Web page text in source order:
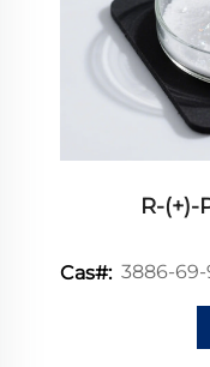
R-
Cas#: 3886-69-